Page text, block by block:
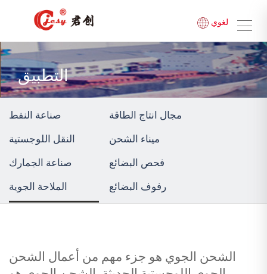
لغوي
التطبيق
صناعة النفط
مجال انتاج الطاقة
النقل اللوجستية
ميناء الشحن
صناعة الجمارك
فحص البضائع
الملاحة الجوية
رفوف البضائع
الشحن الجوي هو جزء مهم من أعمال الشحن